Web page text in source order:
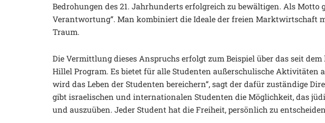
Bedrohungen des 21. Jahrhunderts erfolgreich zu bewältigen. Als Motto
Verantwortung“. Man kombiniert die Ideale der freien Marktwirtschaft
Traum.
Die Vermittlung dieses Anspruchs erfolgt zum Beispiel über das seit
Hillel Program. Es bietet für alle Studenten außerschulische Aktivitäten
wird das Leben der Studenten bereichern“, sagt der dafür zuständige
gibt israelischen und internationalen Studenten die Möglichkeit, das
und auszuüben. Jeder Student hat die Freiheit, persönlich zu